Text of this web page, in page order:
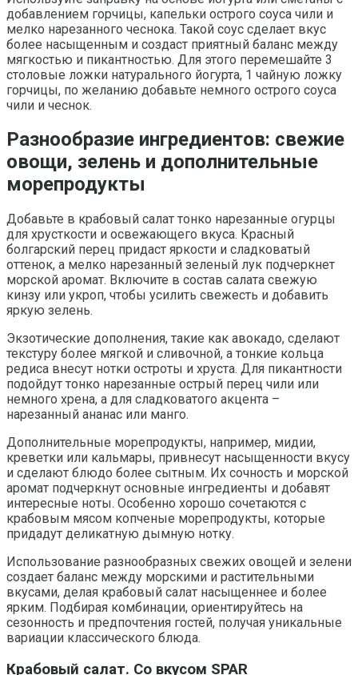
добавлением горчицы, капельки острого соуса чили и
мелко нарезанного чеснока. Такой соус сделает вкус
более насыщенным и создаст приятный баланс между
мягкостью и пикантностью. Для этого перемешайте 3
столовые ложки натурального йогурта, 1 чайную ложку
горчицы, по желанию добавьте немного острого соуса
чили и чеснок.
Разнообразие ингредиентов: свежие
овощи, зелень и дополнительные
морепродукты
Добавьте в крабовый салат тонко нарезанные огурцы
для хрусткости и освежающего вкуса. Красный
болгарский перец придаст яркости и сладковатый
оттенок, а мелко нарезанный зеленый лук подчеркнет
морской аромат. Включите в состав салата свежую
кинзу или укроп, чтобы усилить свежесть и добавить
яркую зелень.
Экзотические дополнения, такие как авокадо, сделают
текстуру более мягкой и сливочной, а тонкие кольца
редиса внесут нотки остроты и хруста. Для пикантности
подойдут тонко нарезанные острый перец чили или
немного хрена, а для сладковатого акцента –
нарезанный ананас или манго.
Дополнительные морепродукты, например, мидии,
креветки или кальмары, привнесут насыщенности вкусу
и сделают блюдо более сытным. Их сочность и морской
аромат подчеркнут основные ингредиенты и добавят
интересные ноты. Особенно хорошо сочетаются с
крабовым мясом копченые морепродукты, которые
придадут деликатную дымную нотку.
Использование разнообразных свежих овощей и зелени
создает баланс между морскими и растительными
вкусами, делая крабовый салат насыщеннее и более
ярким. Подбирая комбинации, ориентируйтесь на
сезонность и предпочтения гостей, получая уникальные
вариации классического блюда.
Крабовый салат. Со вкусом SPAR